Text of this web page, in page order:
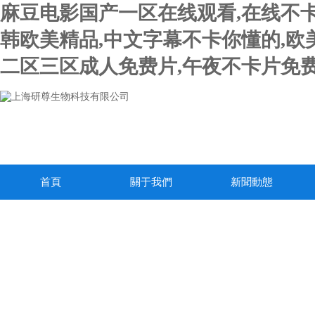
麻豆电影国产一区在线观看,在线不
韩欧美精品,中文字幕不卡你懂的,
二区三区成人免费片,午夜不卡片免
首頁 關于我們 新聞動態